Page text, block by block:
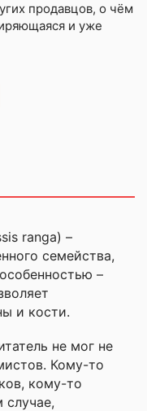
продавцов, о чём
и уже
ranga) –
семейства,
–
и кости.
не мог не
Кому-то
кому-то